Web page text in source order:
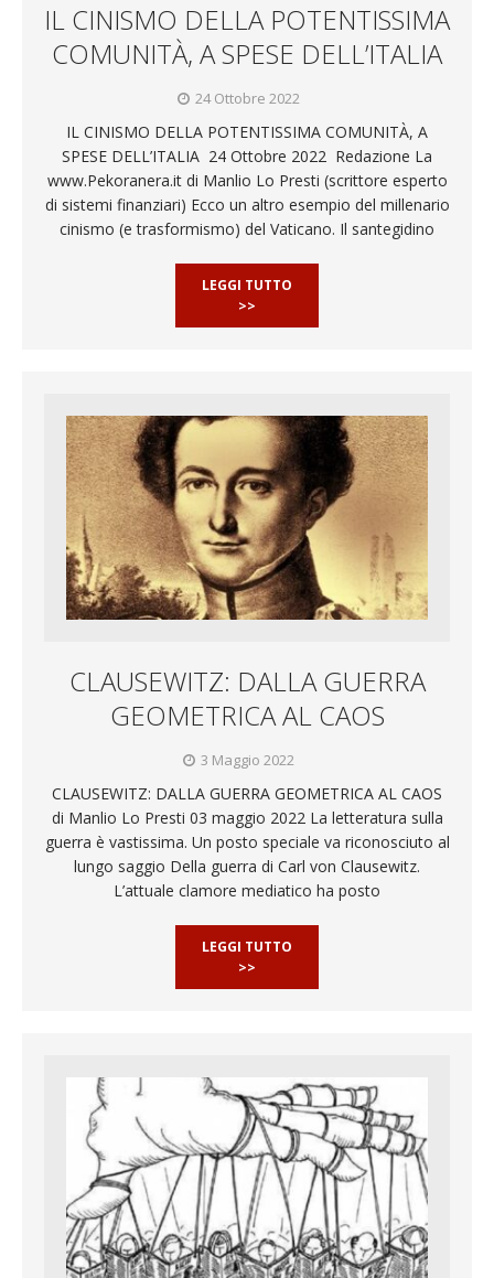
IL CINISMO DELLA POTENTISSIMA
COMUNITÀ, A SPESE DELL’ITALIA
24 Ottobre 2022
IL CINISMO DELLA POTENTISSIMA COMUNITÀ, A
SPESE DELL’ITALIA 24 Ottobre 2022 Redazione La
www.Pekoranera.it di Manlio Lo Presti (scrittore esperto
di sistemi finanziari) Ecco un altro esempio del millenario
cinismo (e trasformismo) del Vaticano. Il santegidino
LEGGI TUTTO
>>
CLAUSEWITZ: DALLA GUERRA
GEOMETRICA AL CAOS
3 Maggio 2022
CLAUSEWITZ: DALLA GUERRA GEOMETRICA AL CAOS
di Manlio Lo Presti 03 maggio 2022 La letteratura sulla
guerra è vastissima. Un posto speciale va riconosciuto al
lungo saggio Della guerra di Carl von Clausewitz.
L’attuale clamore mediatico ha posto
LEGGI TUTTO
>>